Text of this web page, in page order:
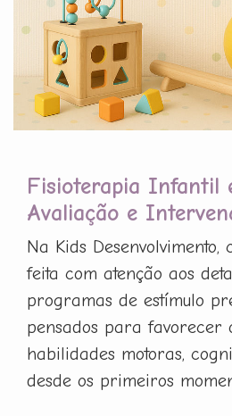
Fisioterapia Infantil
Avaliação e
Na Kids
feita com atenção aos
programas de estímulo
pensados para favorecer
habilidades motoras,
desde os primeiros